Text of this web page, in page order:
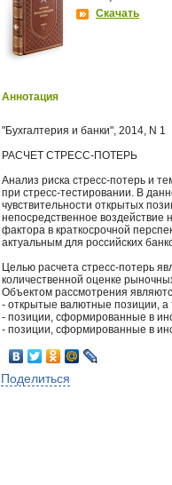
Скачать
Аннотация
"Бухгалтерия и банки", 2014, N 1
РАСЧЕТ СТРЕСС-ПОТЕРЬ
Анализ риска стресс-потерь и
при стресс-тестировании. В
чувствительности открытых
непосредственное воздействие
фактора в краткосрочной
актуальным для российских
Целью расчета стресс-потерь
количественной оценке
Объектом рассмотрения
- открытые валютные позиции,
- позиции, сформированные в
- позиции, сформированные в
Поделиться